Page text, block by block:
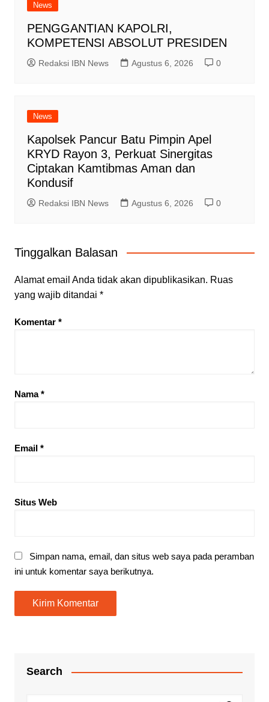
News
PENGGANTIAN KAPOLRI,
KOMPETENSI ABSOLUT PRESIDEN
Redaksi IBN News Agustus 6, 2026 0
News
Kapolsek Pancur Batu Pimpin Apel
KRYD Rayon 3, Perkuat Sinergitas
Ciptakan Kamtibmas Aman dan
Kondusif
Redaksi IBN News Agustus 6, 2026 0
Tinggalkan Balasan
Alamat email Anda tidak akan dipublikasikan. Ruas
yang wajib ditandai *
Komentar *
Nama*
Email *
Situs Web
Simpan nama, email, dan situs web saya pada peramban
ini untuk komentar saya berikutnya.
Search